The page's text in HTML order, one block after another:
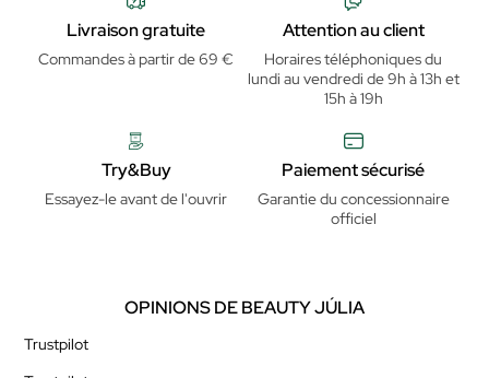
Livraison gratuite
Commandes à partir de 69 €
Attention au client
Horaires téléphoniques du
lundi au vendredi de 9h à 13h et
15h à 19h
Try&Buy
Essayez-le avant de l'ouvrir
Paiement sécurisé
Garantie du concessionnaire
officiel
OPINIONS DE BEAUTY JÚLIA
Trustpilot